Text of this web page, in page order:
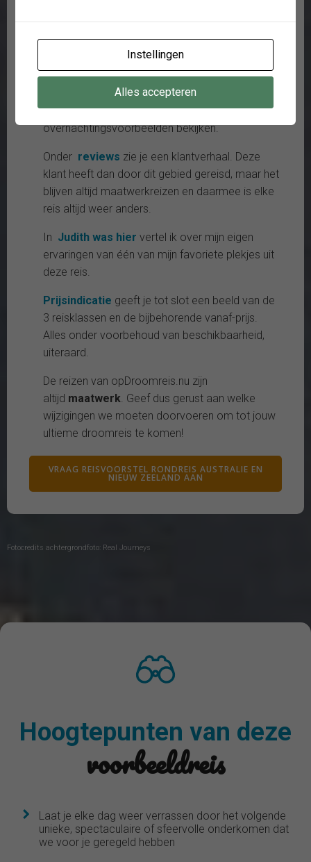
Bij het tabbladaccommodatieskun je bij elke
reisklasse (Simpelweg Genieten, Comfortabel op
Reis & Authentieke Luxe) telkens een drietal
overnachtingsvoorbeelden bekijken.
Onder reviews zie je een klantverhaal. Deze
klant heeft dan door dit gebied gereisd, maar het
blijven altijd maatwerkreizen en daarmee is elke
reis altijd weer anders.
In Judith was hier vertel ik over mijn eigen
ervaringen van één van mijn favoriete plekjes uit
deze reis.
Prijsindicatie geeft je tot slot een beeld van de
3 reisklassen en de bijbehorende vanaf-prijs.
Alles onder voorbehoud van beschikbaarheid,
uiteraard.
De reizen van opDroomreis.nu zijn
altijd maatwerk. Geef dus gerust aan welke
wijzigingen we moeten doorvoeren om tot jouw
ultieme droomreis te komen!
VRAAG REISVOORSTEL RONDREIS AUSTRALIE EN
NIEUW ZEELAND AAN
Fotocredits achtergrondfoto: Real Journeys
Hoogtepunten van deze
voorbeeldreis
Laat je elke dag weer verrassen door het volgende
unieke, spectaculaire of sfeervolle onderkomen dat
we voor je geregeld hebben
Instellingen
Alles accepteren